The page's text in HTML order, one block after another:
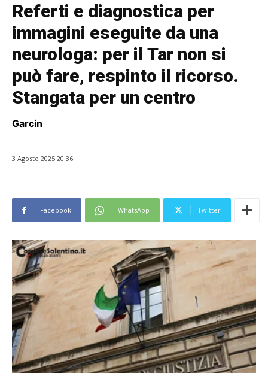
Referti e diagnostica per
immagini eseguite da una
neurologa: per il Tar non si
può fare, respinto il ricorso.
Stangata per un centro
Garcin
3 Agosto 2025 20:36
Facebook WhatsApp Twitter